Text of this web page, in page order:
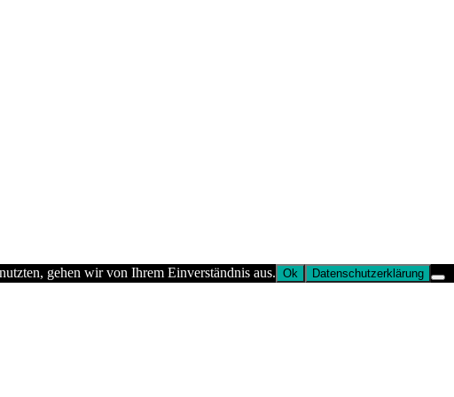
gehen wir von Ihrem Einverständnis aus. Ok Datenschutzerklärung